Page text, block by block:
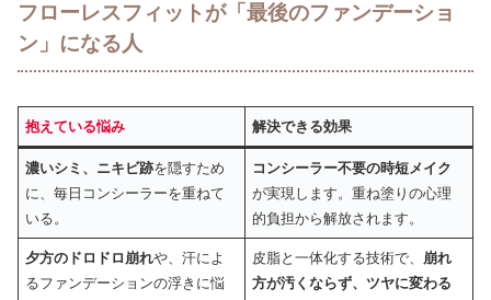
フローレスフィットが「最後のファンデーショ
ン」になる人
抱えている悩み 解決できる効果
濃いシミ、ニキビ跡を隠すため
に、毎日コンシーラーを重ねて
いる。
コンシーラー不要の時短メイク
が実現します。重ね塗りの心理
的負担から解放されます。
夕方のドロドロ崩れや、汗によ
るファンデーションの浮きに悩
皮脂と一体化する技術で、 崩れ
方が汚くならず、ツヤに変わる